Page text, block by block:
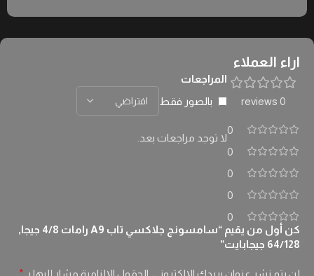
اراء العملاء
0 reviews
0
0
0
0
0
المراجعات
بالصور فقط
لا توجد مراجعات بعد.
كن أول من يقيم “سامسونج جلاكسي تاب A9 رامات 4/8 جيجا,
64/128 جيجابايت”